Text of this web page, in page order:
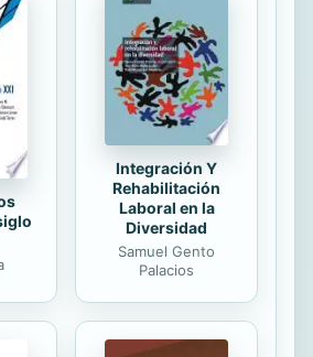
que se requiere un apoyo eficaz
que trate los aspectos
que envuelven estos
Una obra destinada a los
pero también una excelente
de referencia para...
Integración Y
Rehabilitación
Laboral en la
Diversidad
Samuel Gento
Palacios